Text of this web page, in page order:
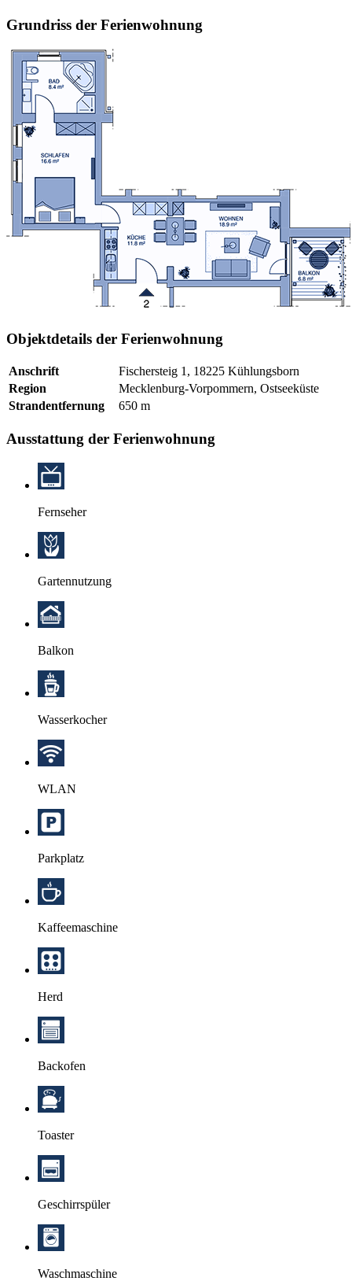
Grundriss der Ferienwohnung
Objektdetails der Ferienwohnung
Anschrift
Fischersteig 1, 18225 Kühlungsborn
Region
Mecklenburg-Vorpommern, Ostseeküste
Strandentfernung
650 m
Ausstattung der Ferienwohnung
Fernseher
Gartennutzung
Balkon
Wasserkocher
WLAN
Parkplatz
Kaffeemaschine
Herd
Backofen
Toaster
Geschirrspüler
Waschmaschine